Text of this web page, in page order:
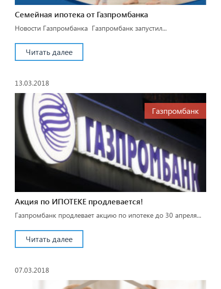
Семейная ипотека от Газпромбанка
Новости Газпромбанка Газпромбанк запустил...
Читать далее
13.03.2018
Газпромбанк
Акция по ИПОТЕКЕ продлевается!
Газпромбанк продлевает акцию по ипотеке до 30 апреля...
Читать далее
07.03.2018